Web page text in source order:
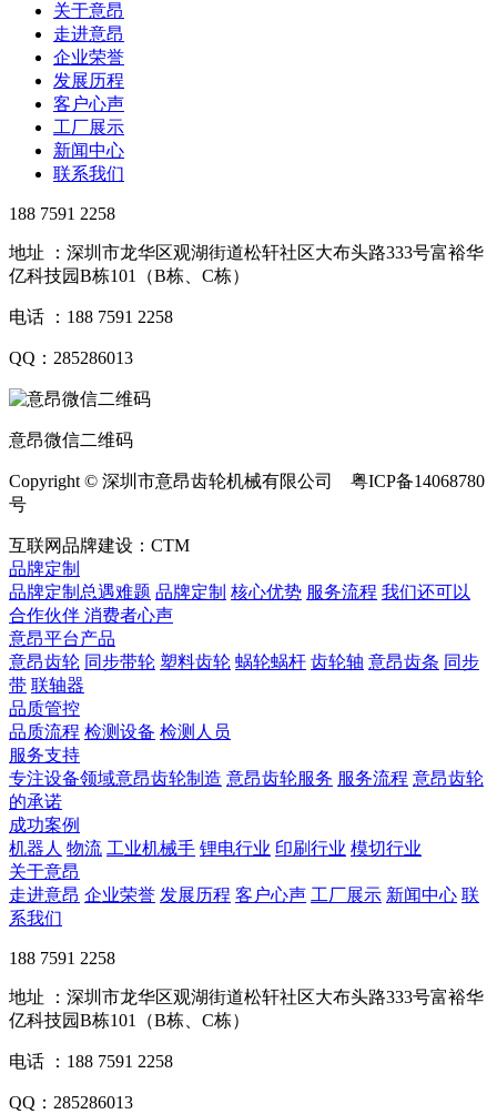
关于意昂
走进意昂
企业荣誉
发展历程
客户心声
工厂展示
新闻中心
联系我们
188 7591 2258
地址 ：深圳市龙华区观湖街道松轩社区大布头路333号富裕华
亿科技园B栋101（B栋、C栋）
电话 ：188 7591 2258
QQ：285286013
意昂微信二维码
Copyright © 深圳市意昂齿轮机械有限公司 粤ICP备14068780
号
互联网品牌建设：CTM
品牌定制
品牌定制总遇难题 品牌定制 核心优势 服务流程 我们还可以
合作伙伴 ​ 消费者心声
意昂平台产品
意昂齿轮 同步带轮 塑料齿轮 蜗轮蜗杆 齿轮轴 意昂齿条 同步
带 联轴器
品质管控
品质流程 检测设备 检测人员
服务支持
专注设备领域意昂齿轮制造 意昂齿轮服务 服务流程 意昂齿轮
的承诺
成功案例
机器人 物流 工业机械手 锂电行业 印刷行业 模切行业
关于意昂
走进意昂 企业荣誉 发展历程 客户心声 工厂展示 新闻中心 联
系我们
188 7591 2258
地址 ：深圳市龙华区观湖街道松轩社区大布头路333号富裕华
亿科技园B栋101（B栋、C栋）
电话 ：188 7591 2258
QQ：285286013